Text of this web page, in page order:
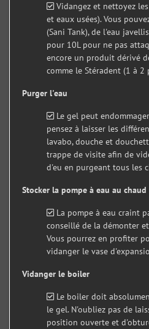
Vidangez et nettoyez
et eaux usées). Vous
(Sani Tank), de l'eau
pour 10L pour ne pas
encore un produit dérivé
comme le Stéradent (1 à
Purger l'eau
Le gel peut
pensez à laisser les
lavabo, douche et
trappe de visite afin de
d'eu en purgeant tous les
Stocker la pompe à eau au chaud
La pompe à eau craint
conseillé de la démonter
Vous pourrez en profiter
vidanger le vase
Vidanger le boiler
Le boiler doit
le gel. N'oubliez pas de
position ouverte et